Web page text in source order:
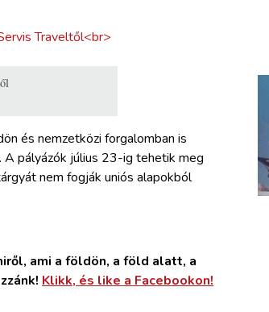
és nemzetközi forgalomban is
A pályázók július 23-ig tehetik meg
nem fogják uniós alapokból
ami a földön, a föld alatt, a
Klikk, és like a Facebookon!